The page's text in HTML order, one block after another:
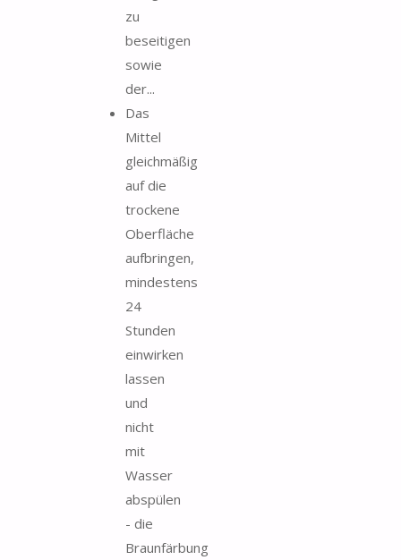
zu
beseitigen
sowie
der...
Das
Mittel
gleichmäßig
auf die
trockene
Oberfläche
aufbringen,
mindestens
24
Stunden
einwirken
lassen
und
nicht
mit
Wasser
abspülen
- die
Braunfärbung